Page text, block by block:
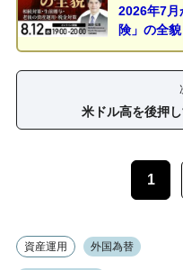
2026年7月
険」の全貌
米ドル高を後押
1
資産運用 外国為替